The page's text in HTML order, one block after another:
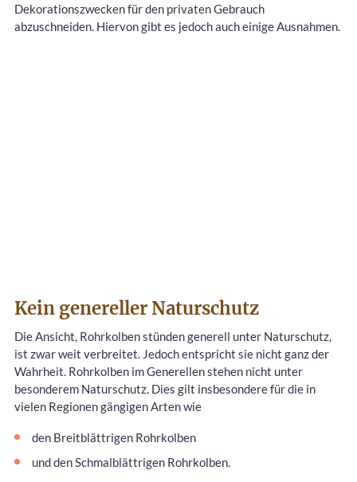
Dekorationszwecken für den privaten Gebrauch
abzuschneiden. Hiervon gibt es jedoch auch einige Ausnahmen.
Kein genereller Naturschutz
Die Ansicht, Rohrkolben stünden generell unter Naturschutz,
ist zwar weit verbreitet. Jedoch entspricht sie nicht ganz der
Wahrheit. Rohrkolben im Generellen stehen nicht unter
besonderem Naturschutz. Dies gilt insbesondere für die in
vielen Regionen gängigen Arten wie
den Breitblättrigen Rohrkolben
und den Schmalblättrigen Rohrkolben.